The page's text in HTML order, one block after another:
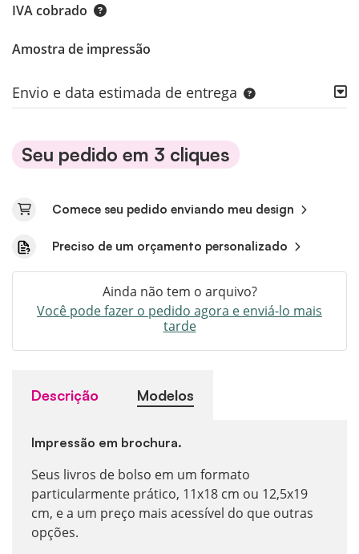
IVA cobrado
Amostra de impressão
Envio e data estimada de entrega
Seu pedido em 3 cliques
Comece seu pedido enviando meu design
Preciso de um orçamento personalizado
Ainda não tem o arquivo?
Você pode fazer o pedido agora e enviá-lo mais
tarde
Descrição Modelos
Impressão em brochura.
Seus livros de bolso em um formato
particularmente prático, 11x18 cm ou 12,5x19
cm, e a um preço mais acessível do que outras
opções.